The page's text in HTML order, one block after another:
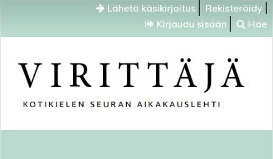
Lähetä käsikirjoitus
Rekisteröidy
Kirjaudu sisään
Hae